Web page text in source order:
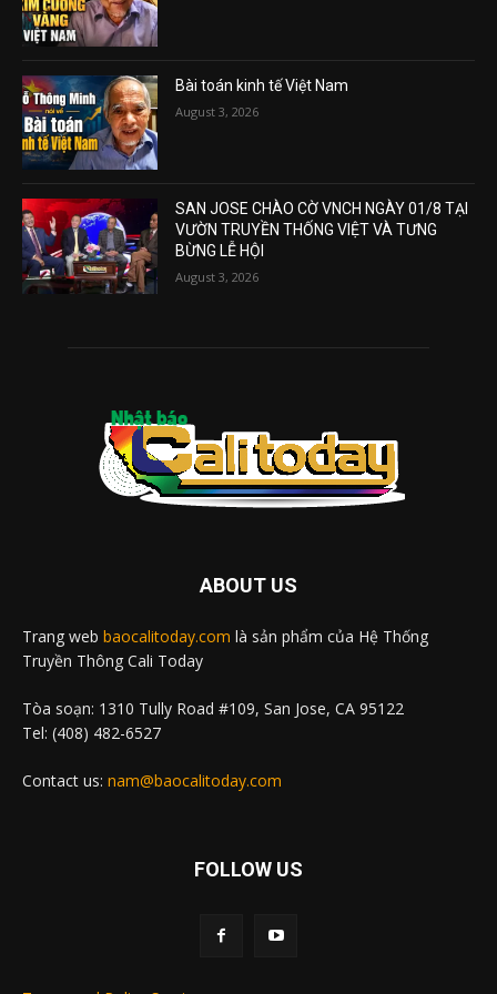
Bài toán kinh tế Việt Nam
August 3, 2026
SAN JOSE CHÀO CỜ VNCH NGÀY 01/8 TẠI
VƯỜN TRUYỀN THỐNG VIỆT VÀ TƯNG
BỪNG LỄ HỘI
August 3, 2026
ABOUT US
Trang web baocalitoday.com là sản phẩm của Hệ Thống
Truyền Thông Cali Today
Tòa soạn: 1310 Tully Road #109, San Jose, CA 95122
Tel: (408) 482-6527
Contact us: nam@baocalitoday.com
FOLLOW US